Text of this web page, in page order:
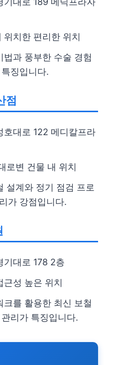
치한 편리한 위치
과 풍부한 수술 경험
징입니다.
점
호대로 122 메디칼프라
로변 건물 내 위치
설계와 정기 점검 프로
가 강점입니다.
기대로 178 2층
근성 높은 위치
를 활용한 최신 보철
리가 특징입니다.